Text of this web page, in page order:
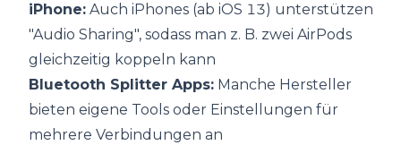
iPhone: Auch iPhones (ab iOS 13) unterstützen
"Audio Sharing", sodass man z. B. zwei AirPods
gleichzeitig koppeln kann
Bluetooth Splitter Apps: Manche Hersteller
bieten eigene Tools oder Einstellungen für
mehrere Verbindungen an